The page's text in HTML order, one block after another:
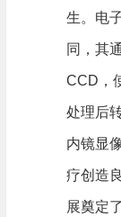
生。电
同，其
CCD，
处理后
内镜显
疗创造
展奠定